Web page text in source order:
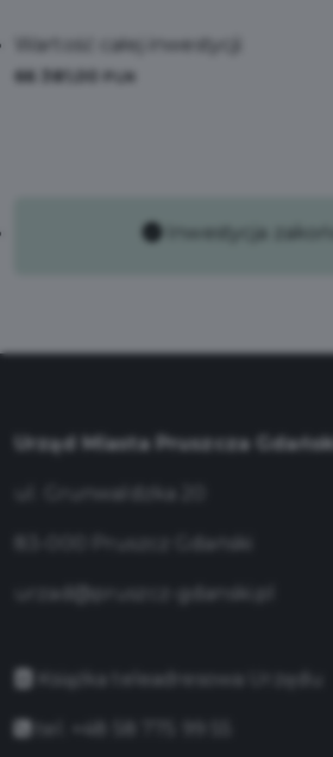
Wartość całej inwestycji:
66 381,00
Inwestycja
Urząd Miasta Pruszcza
urzad@pruszcz-gdanski.pl
Książka teleadresowa Urzędu